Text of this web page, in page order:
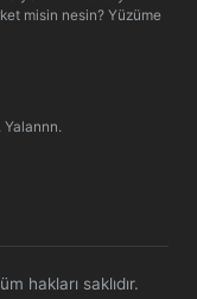
misin nesin? Yüzüme
Yalannn.
hakları saklıdır.